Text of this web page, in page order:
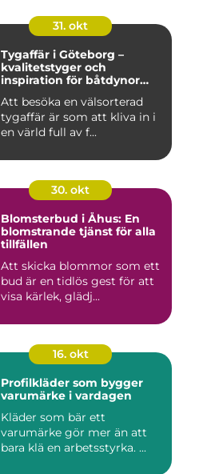
31. okt
Tygaffär i Göteborg –
kvalitetstyger och
inspiration för båtdynor
Att besöka en välsorterad
tygaffär är som att kliva in i
en värld full av f...
30. okt
Blomsterbud i Åhus: En
blomstrande tjänst för alla
tillfällen
Att skicka blommor som ett
bud är en tidlös gest för att
visa kärlek, glädj...
16. okt
Profilkläder som bygger
varumärke i vardagen
Kläder som bär ett
varumärke gör mer än att
bara klä en arbetsstyrka. ...